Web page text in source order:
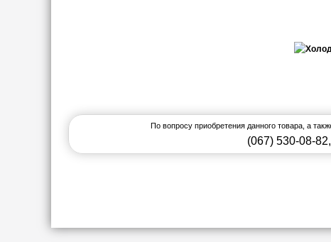
По вопросу приобретения данного товара, а
(067) 530-08-82,